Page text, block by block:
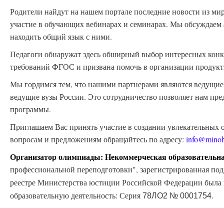
Родители найдут на нашем портале последние новости из
участие в обучающих вебинарах и семинарах. Мы
находить общий язык с ними.
Педагоги обнаружат здесь обширный выбор интересных
требований ФГОС и призвана помочь в организации
Мы гордимся тем, что нашими партнерами являются
ведущие вузы России. Это сотрудничество позволяет нам
программы.
Приглашаем Вас принять участие в создании
вопросам и предложениям обращайтесь по адресу:
Организатор олимпиады: Некоммерческая
профессиональной переподготовки", зарегистрированная
реестре Министерства юстиции Российской Федерации
образовательную деятельность: Серия 78ЛО2 № 0001754.